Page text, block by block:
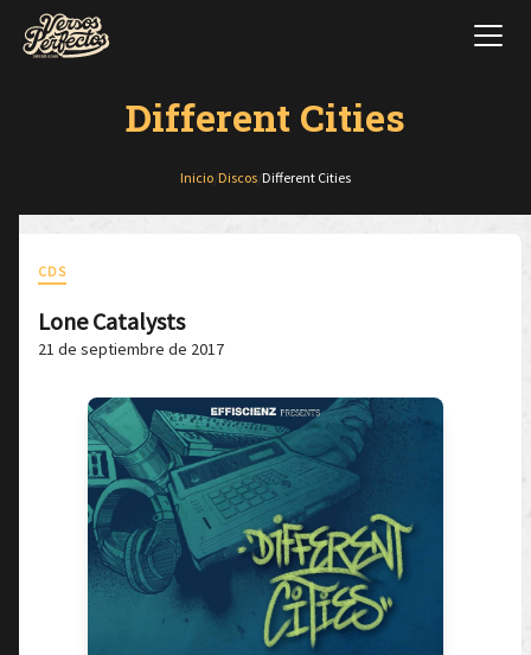
Different Cities
Inicio Discos Different Cities
CDS
Lone Catalysts
21 de septiembre de 2017